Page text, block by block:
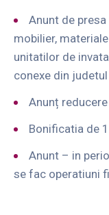
Anunt de
mobilier,
unitatilor de
conexe din judetul
Anunț
Bonificatia de
Anunt – in
se fac operatiuni